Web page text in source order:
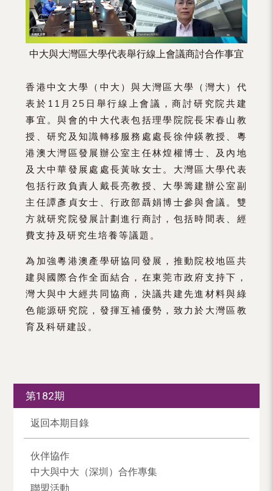
區）中大與大灣區大學代表舉行線上會議商討合作事宜
香港中文大學（中大）與大灣區大學（灣大）代
表於11月25日舉行線上會議，商討研究院共建
事宜。與會的中大代表包括理學院院長宋春山教
授、研究及知識轉移服務處處長徐仲鍈教授、粵
港澳大灣區發展辦公室主任林煌權博士、及內地
及大中華發展處處長黃咏女士。大灣區大學代表
包括行政負責人戴長亮教授、大學籌建辦公室副
主任譚彥貞女士、行政部聶娟博士參與會議。雙
方就研究院發展計劃進行商討，包括時間表、經
費支持及研究生培養等議題。
為加強粵港澳產學研協同發展，推動院校地區共
建與國際合作全面結合，在東莞市政府支持下，
灣大與中大經共同協商，決議共建先進材料與綠
色能源研究院，發揮互補優勢，致力於大灣區教
育及科研建設。
第182期
返回本期目錄
伙伴協作
中大與中大（深圳）合作專集
聯盟活動